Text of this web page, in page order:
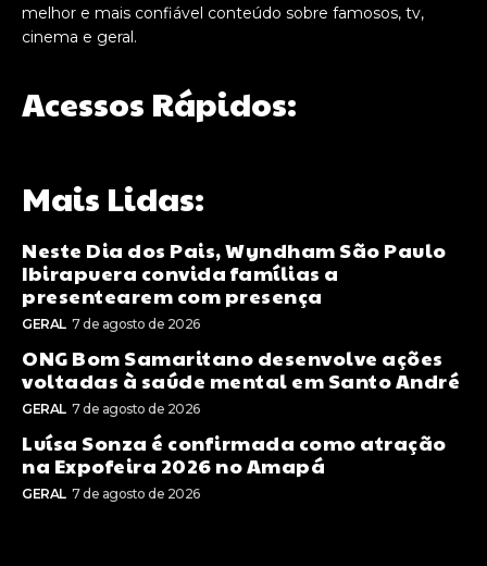
melhor e mais confiável conteúdo sobre famosos, tv,
cinema e geral.
Acessos Rápidos:
Mais Lidas:
Neste Dia dos Pais, Wyndham São Paulo
Ibirapuera convida famílias a
presentearem com presença
GERAL 7 de agosto de 2026
ONG Bom Samaritano desenvolve ações
voltadas à saúde mental em Santo André
GERAL 7 de agosto de 2026
Luísa Sonza é confirmada como atração
na Expofeira 2026 no Amapá
GERAL 7 de agosto de 2026